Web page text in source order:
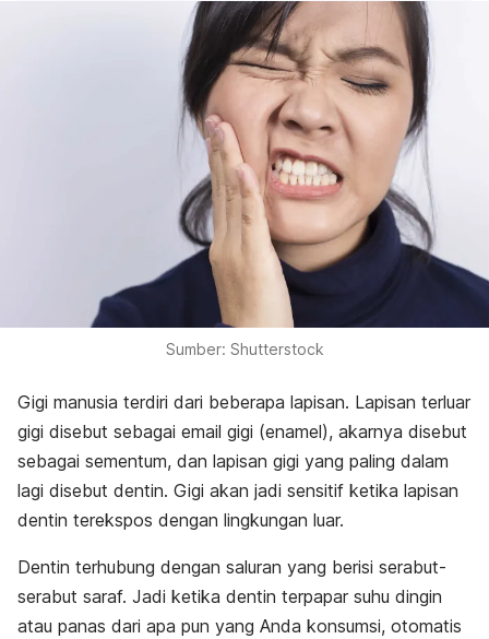
Sumber: Shutterstock
Gigi manusia terdiri dari beberapa lapisan. Lapisan terluar
gigi disebut sebagai email gigi (enamel), akarnya disebut
sebagai sementum, dan lapisan gigi yang paling dalam
lagi disebut dentin. Gigi akan jadi sensitif ketika lapisan
dentin terekspos dengan lingkungan luar.
Dentin terhubung dengan saluran yang berisi serabut-
serabut saraf. Jadi ketika dentin terpapar suhu dingin
atau panas dari apa pun yang Anda konsumsi, otomatis